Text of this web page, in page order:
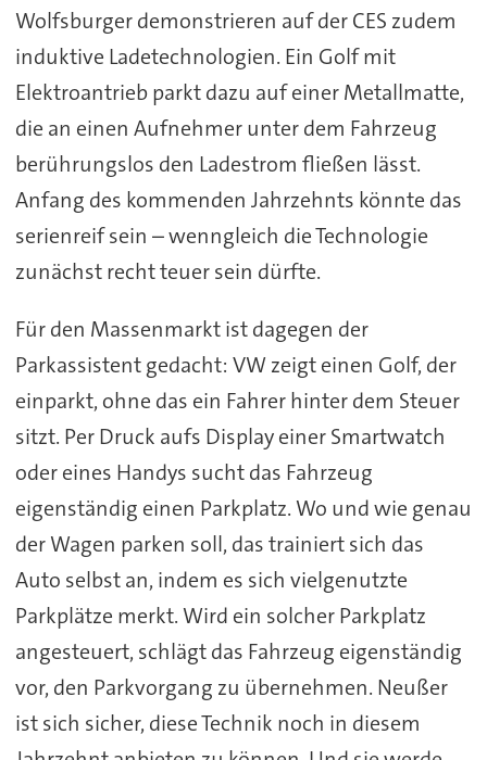
Wolfsburger demonstrieren auf der CES zudem
induktive Ladetechnologien. Ein Golf mit
Elektroantrieb parkt dazu auf einer Metallmatte,
die an einen Aufnehmer unter dem Fahrzeug
berührungslos den Ladestrom fließen lässt.
Anfang des kommenden Jahrzehnts könnte das
serienreif sein – wenngleich die Technologie
zunächst recht teuer sein dürfte.
Für den Massenmarkt ist dagegen der
Parkassistent gedacht: VW zeigt einen Golf, der
einparkt, ohne das ein Fahrer hinter dem Steuer
sitzt. Per Druck aufs Display einer Smartwatch
oder eines Handys sucht das Fahrzeug
eigenständig einen Parkplatz. Wo und wie genau
der Wagen parken soll, das trainiert sich das
Auto selbst an, indem es sich vielgenutzte
Parkplätze merkt. Wird ein solcher Parkplatz
angesteuert, schlägt das Fahrzeug eigenständig
vor, den Parkvorgang zu übernehmen. Neußer
ist sich sicher, diese Technik noch in diesem